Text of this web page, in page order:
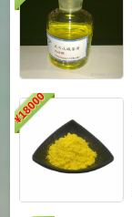
¥
18000